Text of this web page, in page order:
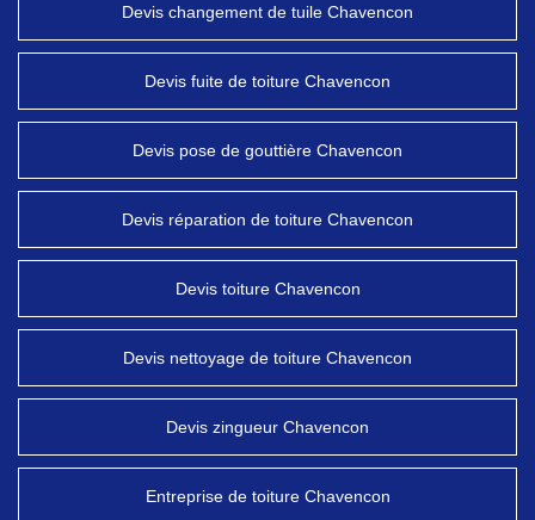
Devis changement de tuile Chavencon
Devis fuite de toiture Chavencon
Devis pose de gouttière Chavencon
Devis réparation de toiture Chavencon
Devis toiture Chavencon
Devis nettoyage de toiture Chavencon
Devis zingueur Chavencon
Entreprise de toiture Chavencon